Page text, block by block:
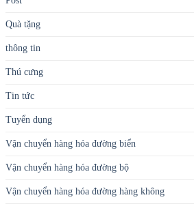
Quà tặng
thông tin
Thú cưng
Tin tức
Tuyển dụng
Vận chuyển hàng hóa đường biển
Vận chuyển hàng hóa đường bộ
Vận chuyển hàng hóa đường hàng không